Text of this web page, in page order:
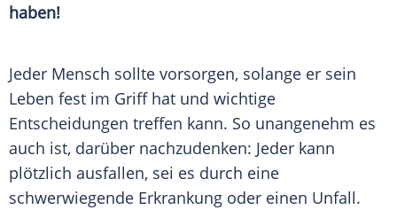
haben!
Jeder Mensch sollte vorsorgen, solange er sein
Leben fest im Griff hat und wichtige
Entscheidungen treffen kann. So unangenehm es
auch ist, darüber nachzudenken: Jeder kann
plötzlich ausfallen, sei es durch eine
schwerwiegende Erkrankung oder einen Unfall.